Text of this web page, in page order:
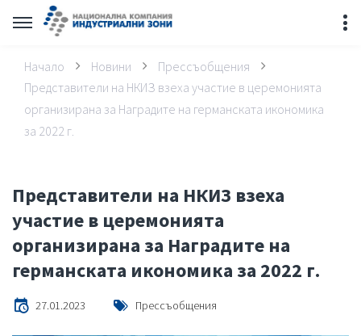
Начало Новини
Прессъобщения
Представители на НКИЗ взеха участие в церемонията
организирана за Наградите на германската икономика
за 2022 г.
Представители на НКИЗ взеха
участие в церемонията
организирана за Наградите на
германската икономика за 2022 г.
27.01.2023 Прессъобщения